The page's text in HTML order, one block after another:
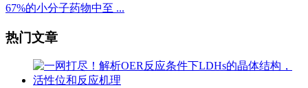
67%的小分子药物中至 ...
热门文章